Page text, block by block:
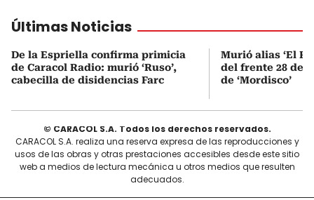
Últimas Noticias
De la Espriella confirma primicia
de Caracol Radio: murió ‘Ruso’,
cabecilla de disidencias Farc
Murió alias ‘El
del frente 28 de
de ‘Mordisco’
© CARACOL S.A. Todos los derechos reservados.
CARACOL S.A. realiza una reserva expresa de las reproducciones y
usos de las obras y otras prestaciones accesibles desde este sitio
web a medios de lectura mecánica u otros medios que resulten
adecuados.